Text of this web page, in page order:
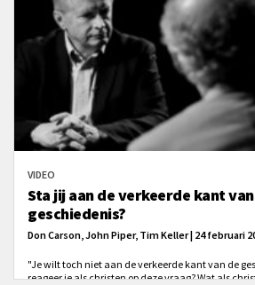
VIDEO
Sta jij aan de verkeerde kant
geschiedenis?
Don Carson, John Piper, Tim Keller | 24 februari
"Je wilt toch niet aan de verkeerde kant van de
reageer je als christen op deze vraag? Wat als